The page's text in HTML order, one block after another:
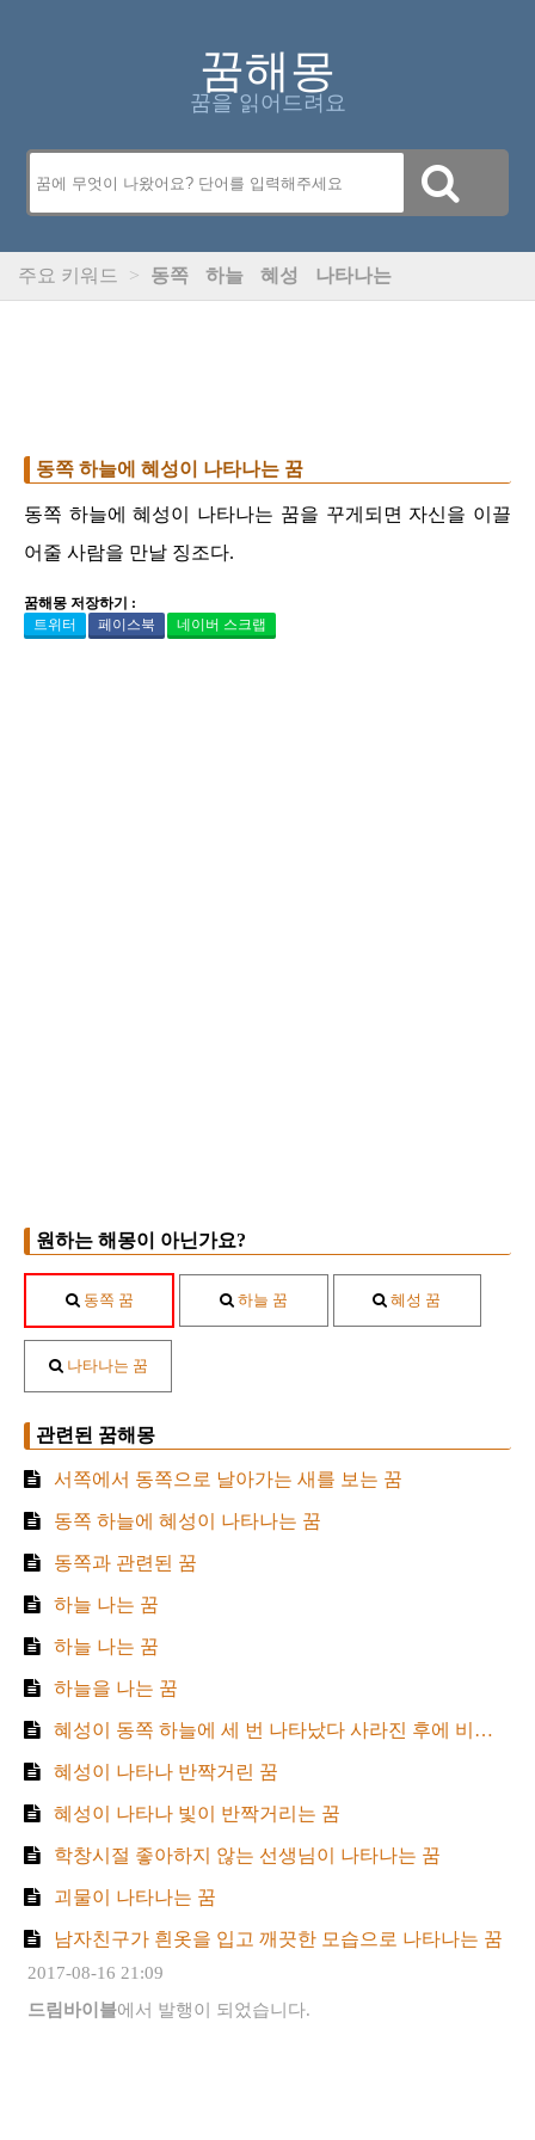
꿈해몽
꿈을 읽어드려요
주요 키워드 > 동쪽 하늘 혜성 나타나는
동쪽 하늘에 혜성이 나타나는 꿈
동쪽 하늘에 혜성이 나타나는 꿈을 꾸게되면 자신을 이끌
어줄 사람을 만날 징조다.
꿈해몽 저장하기 :
트위터
페이스북 네이버 스크랩
원하는 해몽이 아닌가요?
동쪽 꿈 하늘 꿈 혜성 꿈
나타나는 꿈
관련된 꿈해몽
서쪽에서 동쪽으로 날아가는 새를 보는 꿈
동쪽 하늘에 혜성이 나타나는 꿈
동쪽과 관련된 꿈
하늘 나는 꿈
하늘 나는 꿈
하늘을 나는 꿈
혜성이 동쪽 하늘에 세 번 나타났다 사라진 후에 비행기가 그 곳으로 지나가는 꿈
혜성이 나타나 반짝거린 꿈
혜성이 나타나 빛이 반짝거리는 꿈
학창시절 좋아하지 않는 선생님이 나타나는 꿈
괴물이 나타나는 꿈
남자친구가 흰옷을 입고 깨끗한 모습으로 나타나는 꿈
2017-08-16 21:09
드림바이블에서 발행이 되었습니다.